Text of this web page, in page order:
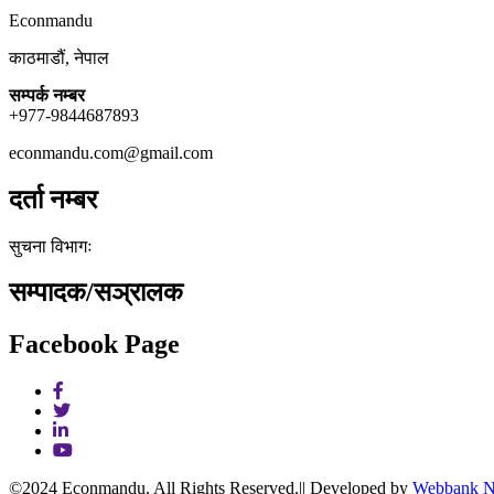
Econmandu
काठमाडौं, नेपाल
सम्पर्क नम्बर
+977-9844687893
econmandu.com@gmail.com
दर्ता नम्बर
सुचना विभागः
सम्पादक/सञ्रालक
Facebook Page
©2024 Econmandu. All Rights Reserved.|| Developed by Webbank